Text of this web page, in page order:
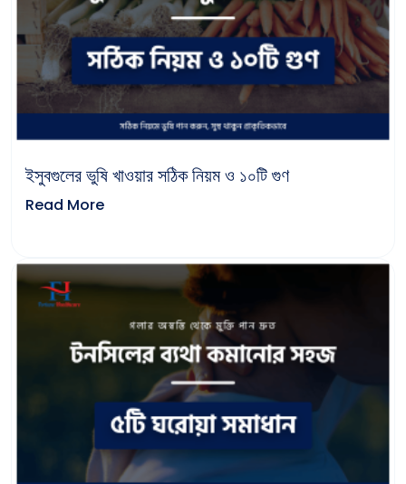
ইসুবগুলের ভুষি খাওয়ার সঠিক নিয়ম ও ১০টি গুণ
Read More